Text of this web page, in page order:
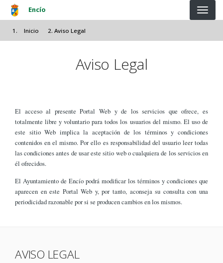
Pasar al contenido principal
Encío
Inicio Aviso Legal
Aviso Legal
El acceso al presente Portal Web y de los servicios que ofrece, es
totalmente libre y voluntario para todos los usuarios del mismo. El uso de
este sitio Web implica la aceptación de los términos y condiciones
contenidos en el mismo. Por ello es responsabilidad del usuario leer todas
las condiciones antes de usar este sitio web o cualquiera de los servicios en
él ofrecidos.
El Ayuntamiento de Encío podrá modificar los términos y condiciones que
aparecen en este Portal Web y, por tanto, aconseja su consulta con una
periodicidad razonable por si se producen cambios en los mismos.
AVISO LEGAL